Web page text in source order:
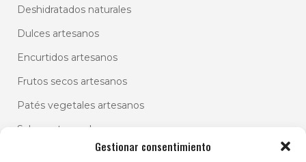
Gestionar consentimiento
Deshidratados naturales
Dulces artesanos
Encurtidos artesanos
Frutos secos artesanos
Patés vegetales artesanos
Salsas artesanales